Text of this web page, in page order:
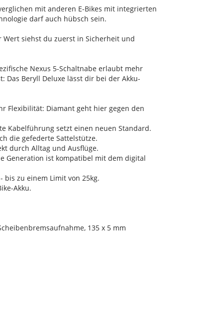
mit anderen E-Bikes mit integrierten
darf auch hübsch sein.
siehst du zuerst in Sicherheit und
Nexus 5-Schaltnabe erlaubt mehr
Das Beryll Deluxe lässt dir bei der Akku-
Flexibilität: Diamant geht hier gegen den
Kabelführung setzt einen neuen Standard.
die gefederte Sattelstütze.
durch Alltag und Ausflüge.
Generation ist kompatibel mit dem digital
bis zu einem Limit von 25kg.
Akku.
135 x 5 mm